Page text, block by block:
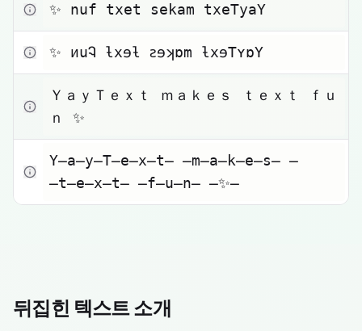
✨ nuf txet sekam txeTyaY
✨ ᴎuᎸ ƚxɘƚ ꙅɘʞɒm ƚxɘTʏɒY
ＹａｙＴｅｘｔ ｍａｋｅｓ ｔｅｘｔ ｆｕ
ｎ ✨
클릭하여 복사
Y̶a̶y̶T̶e̶x̶t̶ ̶m̶a̶k̶e̶s̶
̶t̶e̶x̶t̶ ̶f̶u̶n̶ ̶✨̶
뒤집힌 텍스트 소개